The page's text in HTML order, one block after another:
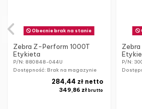
Obecnie brak na stanie
Zebra Z-Perform 1000T
Etykieta
P/N: 880848-044U
Dostępność: Brak na magazynie
349,86 złbrutto
284,44 zł netto
P/N: